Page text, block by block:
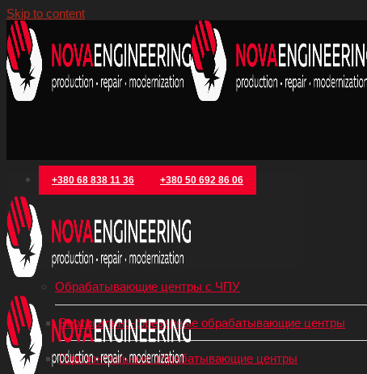
Skip to content
+380 68 838 11 36 +380 50 692 86 06
Категории товаров
Металлообрабатывающее оборудование
Обрабатывающие центры с ЧПУ
Вертикально-фрезерные обрабатывающие центры
Горизонтальные обрабатывающие центры